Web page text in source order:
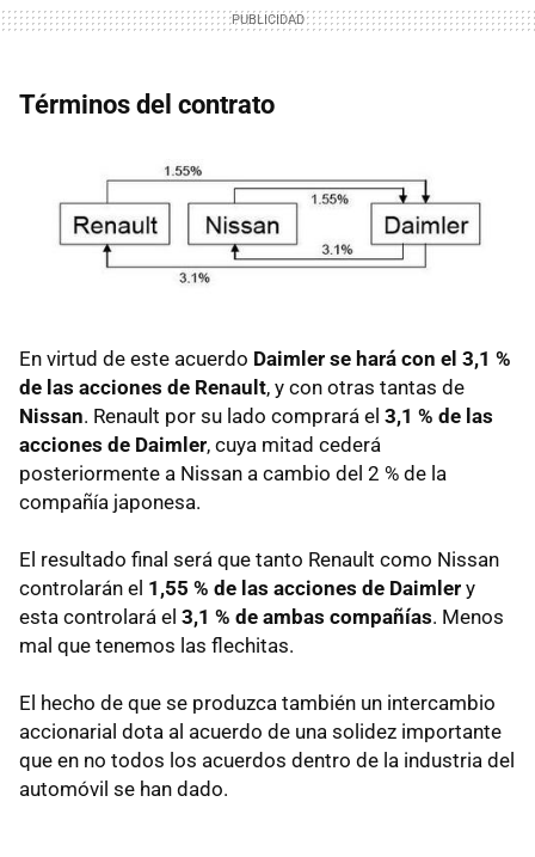
Términos del contrato
En virtud de este acuerdo Daimler se hará con el 3,1 %
de las acciones de Renault, y con otras tantas de
Nissan. Renault por su lado comprará el 3,1 % de las
acciones de Daimler, cuya mitad cederá
posteriormente a Nissan a cambio del 2 % de la
compañía japonesa.
El resultado final será que tanto Renault como Nissan
controlarán el 1,55 % de las acciones de Daimler y
esta controlará el 3,1 % de ambas compañías. Menos
mal que tenemos las flechitas.
El hecho de que se produzca también un intercambio
accionarial dota al acuerdo de una solidez importante
que en no todos los acuerdos dentro de la industria del
automóvil se han dado.